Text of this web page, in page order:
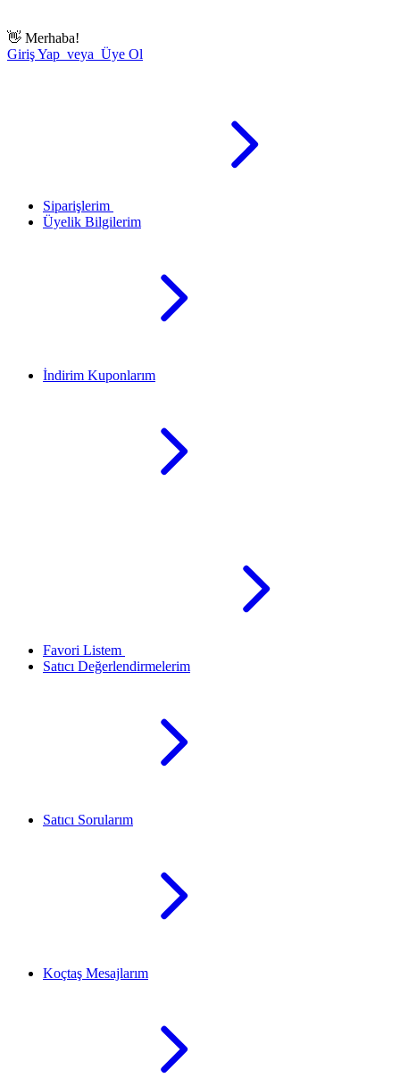
👋 Merhaba!
Giriş Yap veya Üye Ol
Siparişlerim
Üyelik Bilgilerim
İndirim Kuponlarım
Favori Listem
Satıcı Değerlendirmelerim
Satıcı Sorularım
Koçtaş Mesajlarım